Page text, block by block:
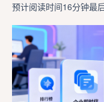
预计阅读时间16分钟最